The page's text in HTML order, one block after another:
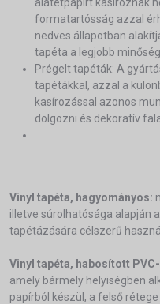
formatartósság azzal
nedves állapotban
tapéta a legjobb
Prégelt tapéták: A
tapétákkal, azzal a
kasírozással azonos
dolgozni és dekoratív
Vinyl tapéta, hagyományos:
illetve súrolhatósága alapján
tapétázására célszerű
Vinyl tapéta, habosított
amely bármely helyiségben
papírból készül, a felső